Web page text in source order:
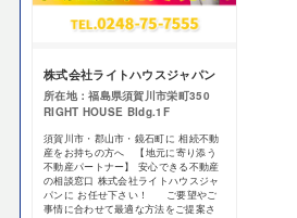
株式会社ライトハウスジャパン
所在地：福島県須賀川市栄町350
RIGHT HOUSE Bldg.1F
須賀川市・郡山市・鏡石町に 相続不動
産をお持ちの方へ 【地元に寄り添う
不動産パートナー】 安心できる不動産
の相談窓口 株式会社ライトハウスジャ
パンに お任せ下さい！ ご要望やご
事情に合わせて最適な方法をご提案さ